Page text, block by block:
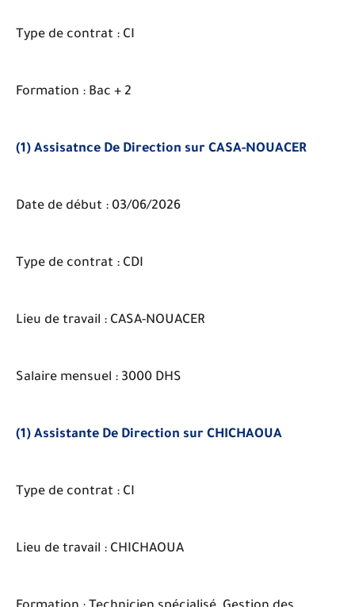
Type de contrat : CI
Formation : Bac + 2
(1) Assisatnce De Direction sur CASA-NOUACER
Date de début : 03/06/2026
Type de contrat : CDI
Lieu de travail : CASA-NOUACER
Salaire mensuel : 3000 DHS
(1) Assistante De Direction sur CHICHAOUA
Type de contrat : CI
Lieu de travail : CHICHAOUA